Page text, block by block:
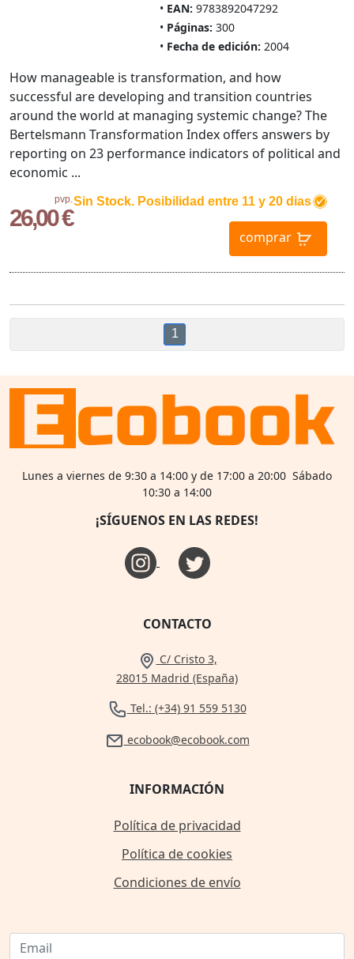
EAN: 9783892047292
Páginas: 300
Fecha de edición: 2004
pvp.
26,00 €
Sin Stock. Posibilidad entre 11 y 20 dias
comprar
How manageable is transformation, and how
successful are developing and transition countries
around the world at managing systemic change? The
Bertelsmann Transformation Index offers answers by
reporting on 23 performance indicators of political and
economic ...
1
Lunes a viernes de 9:30 a 14:00 y de 17:00 a 20:00 Sábado
10:30 a 14:00
¡SÍGUENOS EN LAS REDES!
CONTACTO
C/ Cristo 3,
28015 Madrid (España)
Tel.: (+34) 91 559 5130
ecobook@ecobook.com
INFORMACIÓN
Política de privacidad
Política de cookies
Condiciones de envío